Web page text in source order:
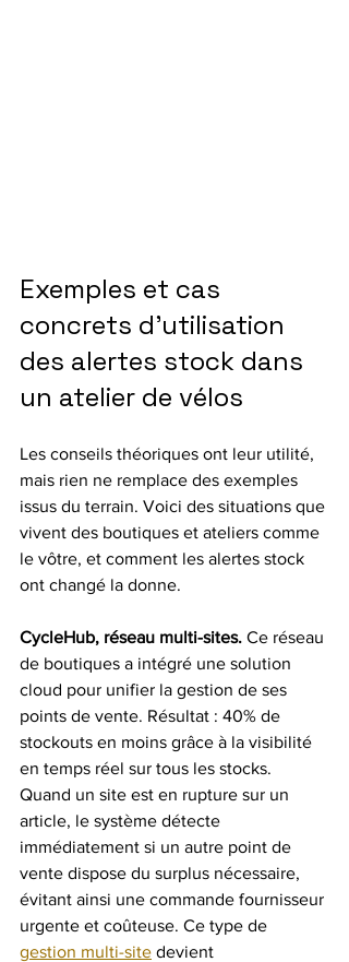
Exemples et cas
concrets d’utilisation
des alertes stock dans
un atelier de vélos
Les conseils théoriques ont leur utilité,
mais rien ne remplace des exemples
issus du terrain. Voici des situations que
vivent des boutiques et ateliers comme
le vôtre, et comment les alertes stock
ont changé la donne.
CycleHub, réseau multi-sites. Ce réseau
de boutiques a intégré une solution
cloud pour unifier la gestion de ses
points de vente. Résultat : 40% de
stockouts en moins grâce à la visibilité
en temps réel sur tous les stocks.
Quand un site est en rupture sur un
article, le système détecte
immédiatement si un autre point de
vente dispose du surplus nécessaire,
évitant ainsi une commande fournisseur
urgente et coûteuse. Ce type de
gestion multi-site devient